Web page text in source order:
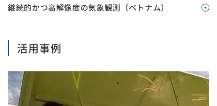
継続的かつ高解像度の気象観測（ベトナム）
活用事例